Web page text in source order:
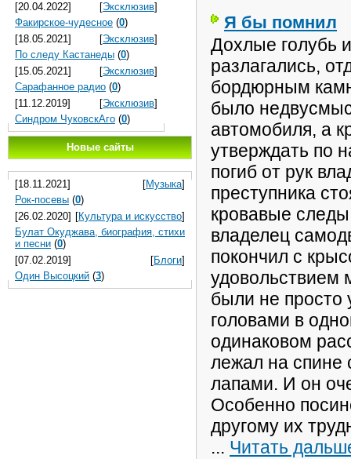
[20.04.2022]
[Эксклюзив]
Факирское-чудесное (0)
[18.05.2021]
[Эксклюзив]
По следу Кастанеды (0)
[15.05.2021]
[Эксклюзив]
Сарафанное радио (0)
[11.12.2019]
[Эксклюзив]
Синдром ЧуковскАго (0)
Новые сайты
[18.11.2021] [Музыка]
Рок-посевы (0)
[26.02.2020] [Культура и искусство]
Булат Окуджава, биография, стихи
и песни (0)
[07.02.2019]
[Блоги]
Один Высоцкий (3)
Я бы помнил
Дохлые голубь
разлагались,
бордюрным
было
автомобиля, а
утверждать по
погиб от рук
преступника
кровавые
владелец
покончил с
удовольствием
были не
головами в
одинаковом
лежал на
лапами. И он
Особенно
другому их
... Читать